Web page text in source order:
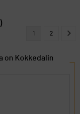
1 2
on Kokkedalin